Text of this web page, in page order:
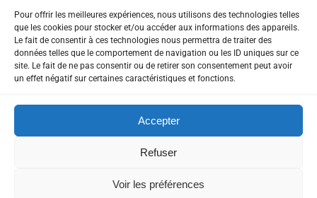
Pour offrir les meilleures expériences, nous utilisons des technologies telles
que les cookies pour stocker et/ou accéder aux informations des appareils.
Le fait de consentir à ces technologies nous permettra de traiter des
données telles que le comportement de navigation ou les ID uniques sur ce
site. Le fait de ne pas consentir ou de retirer son consentement peut avoir
un effet négatif sur certaines caractéristiques et fonctions.
Accepter
Refuser
Voir les préférences
Le Puig Pedrous
Cliquez ici
Copyright © 2026 Euro-Séjours &
Marques et modèles déposés